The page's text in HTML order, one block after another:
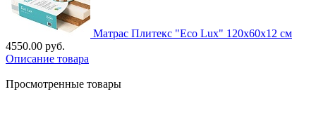
Матрас Плитекс "Eco Lux" 120х60х12 см
4550.00 руб.
Описание товара
Просмотренные товары